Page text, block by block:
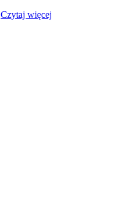
Czytaj więcej